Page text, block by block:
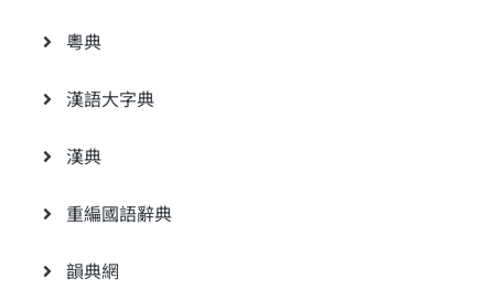
粵典
漢語大字典
漢典
重編國語辭典
韻典網